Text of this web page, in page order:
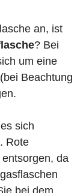
an, ist
? Bei
um eine
Beachtung
sich
. Rote
da